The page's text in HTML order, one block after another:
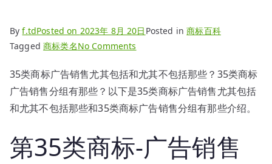
Byf.tdPosted on 2023年 8月 20日 Posted in商标百科
Tagged商标类名No Comments
类
商
标
销
35类商标广告销售尤其包括和尤其不包括那些？35类商标
广告销售分组有那些？以下是35类商标广告销售尤其包括
和尤其不包括那些和35类商标广告销售分组有那些介绍。
第35类商标-广告销售